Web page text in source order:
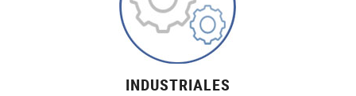
INDUSTRIALES